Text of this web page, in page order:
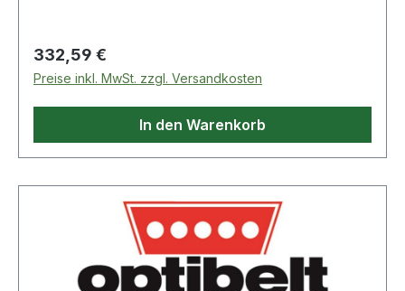
Regulärer Preis:
332,59 €
Preise inkl. MwSt. zzgl. Versandkosten
In den Warenkorb